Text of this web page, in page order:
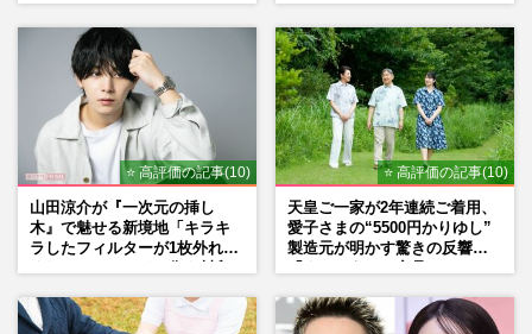
⭐ 高評価の記事(10)
山田涼介が『一次元の挿し
木』で魅せる新境地「キラキ
ラしたフィルターが1枚外れて
⭐ 高評価の記事(10)
天皇ご一家が2年連続ご着用、
愛子さまの“5500円かりゆし”
製造元が明かす驚きの反響